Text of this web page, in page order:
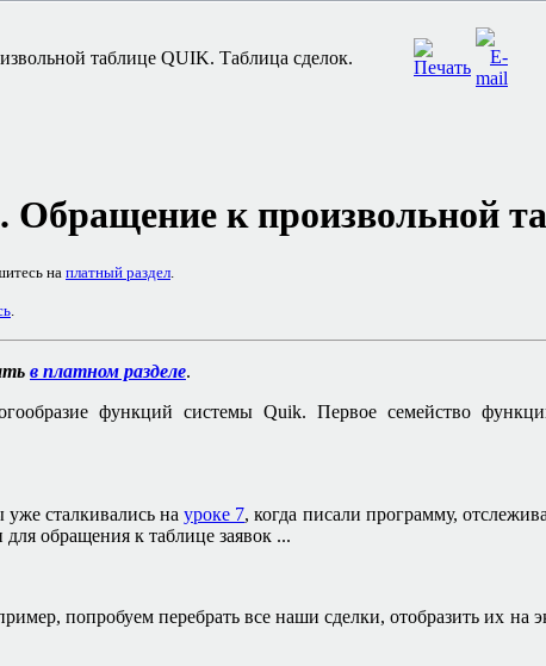
таблице QUIK. Таблица сделок.
Обращение к произвольной
на платный раздел
в платном разделе.
функций системы Quik. Первое семейство
сталкивались науроке 7, когда писали программу,
обращения к таблице заявок ...
попробуем перебрать все наши сделки, отобразить их